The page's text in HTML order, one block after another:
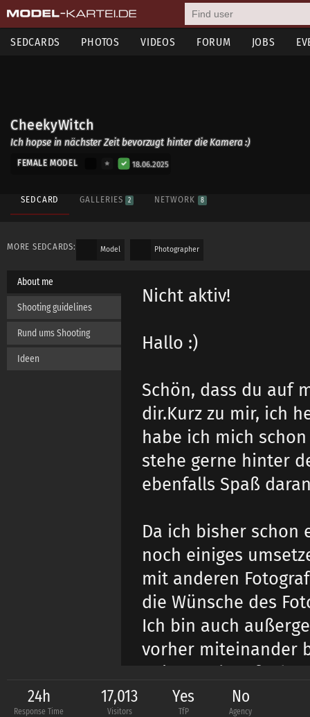
SEDCARDS PHOTOS VIDEOS FORUM JOBS
CheekyWitch
Ich hopse in nächster Zeit bevorzugt hinter die Kamera :)
FEMALE MODEL 18.06.2025
SEDCARD GALLERIES 2 NETWORK 8
MORE SEDCARDS: Model Photographer
About me
Shooting guidelines
Rund ums Shooting
Ideen
Nicht aktiv!
Hallo :)
Schön, dass du auf
dir.Kurz zu mir, ich
habe ich mich
stehe gerne hinter
ebenfalls Spaß
Da ich bisher schon
noch einiges
mit anderen
die Wünsche des
Ich bin auch
vorher miteinander
Bei
mit vorhandenem
24h
Response Time
17,013
Visitors
Yes
TfP
No
Agency